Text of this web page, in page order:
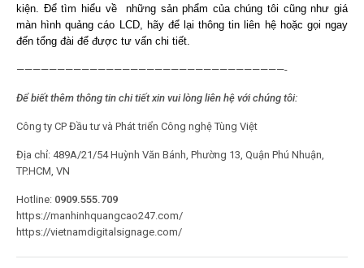
kiện. Để tìm hiểu về những sản phẩm của chúng tôi cũng như giá
màn hình quảng cáo LCD, hãy để lại thông tin liên hệ hoặc gọi ngay
đến tổng đài để được tư vấn chi tiết.
—————————————————————————————————-
Để biết thêm thông tin chi tiết xin vui lòng liên hệ với chúng tôi:
Công ty CP Đầu tư và Phát triển Công nghệ Tùng Việt
Địa chỉ: 489A/21/54 Huỳnh Văn Bánh, Phường 13, Quận Phú Nhuận,
TP.HCM, VN
Hotline: 0909.555.709
https://manhinhquangcao247.com/
https://vietnamdigitalsignage.com/